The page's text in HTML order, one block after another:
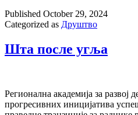
Published October 29, 2024
Categorized as Друштво
Шта после угља
Регионална академија за развој
прогресивних иницијатива